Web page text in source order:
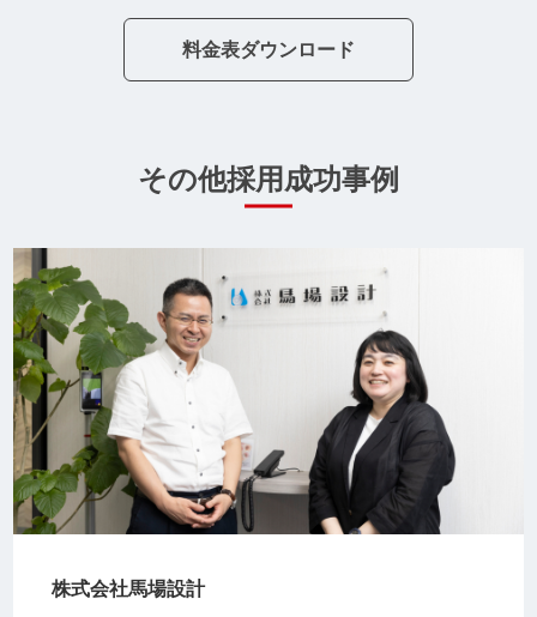
料金表ダウンロード
その他採用成功事例
株式会社馬場設計